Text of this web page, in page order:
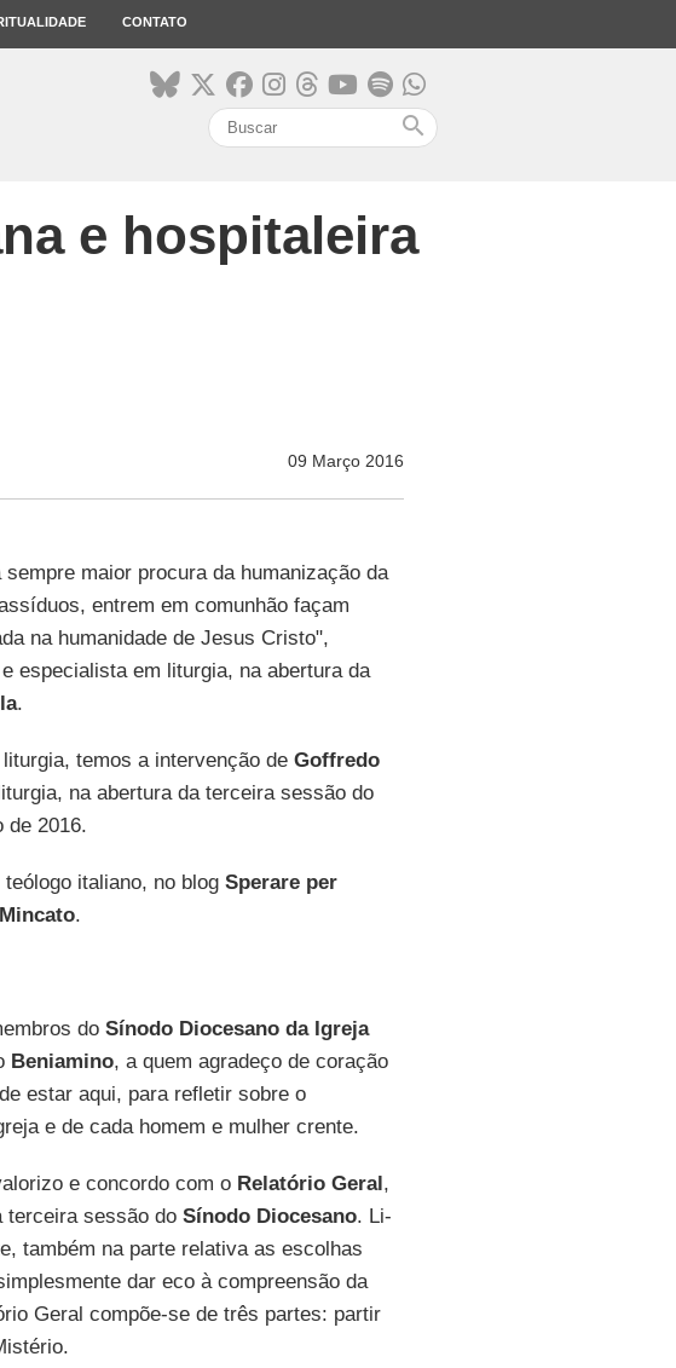
CONTATO
search
e hospitaleira
09 Março 2016
maior procura da humanização da
entrem em comunhão façam
na humanidade de Jesus Cristo",
especialista em liturgia, na abertura da
.
temos a intervenção de Goffredo
na abertura da terceira sessão do
de 2016.
teólogo italiano, no blog Sperare per
.
do Sínodo Diocesano da Igreja
Beniamino, a quem agradeço de coração
estar aqui, para refletir sobre o
e de cada homem e mulher crente.
e concordo com oRelatório Geral,
terceira sessão do Sínodo Diocesano. Li-
também na parte relativa as escolhas
dar eco à compreensão da
Geral compõe-se de três partes: partir